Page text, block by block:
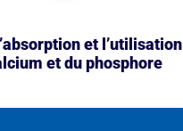
et l’utilisation
et du phosphore